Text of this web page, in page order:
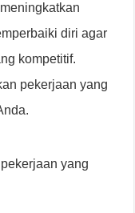
diri agar
kompetitif.
pekerjaan yang
yang